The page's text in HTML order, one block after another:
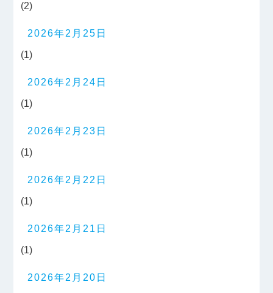
(2)
2026年2月25日
(1)
2026年2月24日
(1)
2026年2月23日
(1)
2026年2月22日
(1)
2026年2月21日
(1)
2026年2月20日